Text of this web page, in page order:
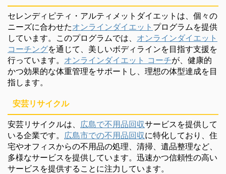
セレンディピティ・アルティメットダイエットは、個々の
ニーズに合わせたオンラインダイエット プログラムを提供
しています。このプログラムでは、 オンラインダイエット
コーチングを通じて、美しいボディラインを目指す支援を
行っています。 オンラインダイエット コーチが、健康的
かつ効果的な体重管理をサポートし、理想の体型達成を目
指します。
安芸リサイクル
安芸リサイクルは、 広島で不用品回収サービスを提供して
いる企業です。 広島市での不用品回収に特化しており、住
宅やオフィスからの不用品の処理、清掃、遺品整理など、
多様なサービスを提供しています。迅速かつ信頼性の高い
サービスを提供することに注力しています。